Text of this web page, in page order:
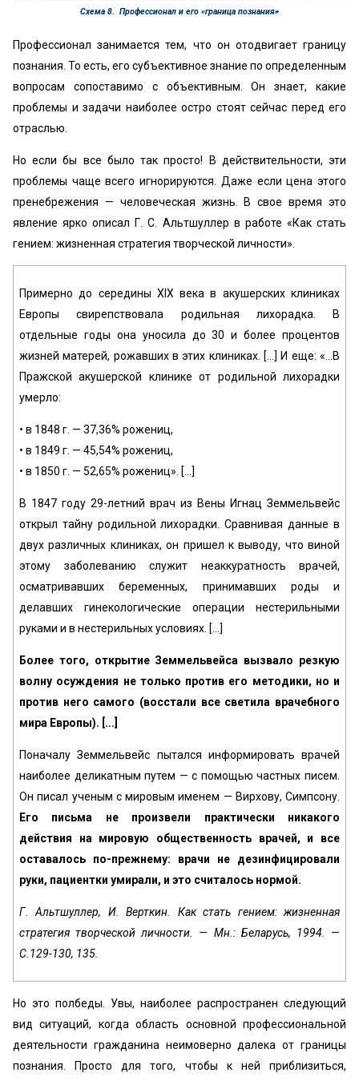
Схема 8. Профессионал и его «граница познания»
Профессионал занимается тем, что он отодвигает границу
познания. То есть, его субъективное знание по определенным
вопросам сопоставимо с объективным. Он знает, какие
проблемы и задачи наиболее остро стоят сейчас перед его
отраслью.
Но если бы все было так просто! В действительности, эти
проблемы чаще всего игнорируются. Даже если цена этого
пренебрежения — человеческая жизнь. В свое время это
явление ярко описал Г. С. Альтшуллер в работе «Как стать
гением: жизненная стратегия творческой личности».
Примерно до середины XIX века в акушерских клиниках
Европы свирепствовала родильная лихорадка. В
отдельные годы она уносила до 30 и более процентов
жизней матерей, рожавших в этих клиниках. [...] И еще: «...В
Пражской акушерской клинике от родильной лихорадки
умерло:
• в 1848 г. — 37,36% рожениц,
• в 1849 г. — 45,54% рожениц,
• в 1850 г. — 52,65% рожениц». [...]
В 1847 году 29-летний врач из Вены Игнац Земмельвейс
открыл тайну родильной лихорадки. Сравнивая данные в
двух различных клиниках, он пришел к выводу, что виной
этому заболеванию служит неаккуратность врачей,
осматривавших беременных, принимавших роды и
делавших гинекологические операции нестерильными
руками и в нестерильных условиях. [...]
Более того, открытие Земмельвейса вызвало резкую
волну осуждения не только против его методики, но и
против него самого (восстали все светила врачебного
мира Европы). [...]
Поначалу Земмельвейс пытался информировать врачей
наиболее деликатным путем — с помощью частных писем.
Он писал ученым с мировым именем — Вирхову, Симпсону.
Его письма не произвели практически никакого
действия на мировую общественность врачей, и все
оставалось по-прежнему: врачи не дезинфицировали
руки, пациентки умирали, и это считалось нормой.
Г. Альтшуллер, И. Верткин. Как стать гением: жизненная
стратегия творческой личности. — Мн.: Беларусь, 1994. —
С.129-130, 135.
Но это полбеды. Увы, наиболее распространен следующий
вид ситуаций, когда область основной профессиональной
деятельности гражданина неимоверно далека от границы
познания. Просто для того, чтобы к ней приблизиться,